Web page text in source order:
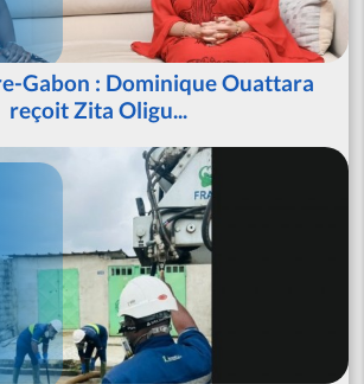
Gabon : Dominique Ouattara
reçoit Zita Oligu...